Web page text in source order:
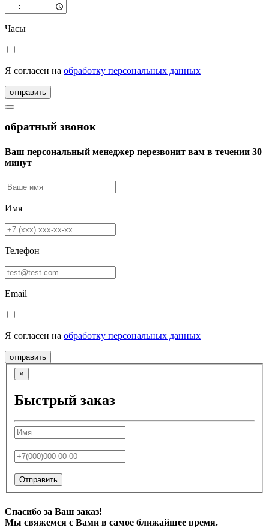
Часы
Я согласен на обработку персональных данных
отправить
обратный звонок
Ваш персональный менеджер перезвонит вам в течении 30
минут
Имя
Телефон
Email
Я согласен на обработку персональных данных
отправить
×
Быстрый заказ
Отправить
Спасибо за Ваш заказ!
Мы свяжемся с Вами в самое ближайшее время.